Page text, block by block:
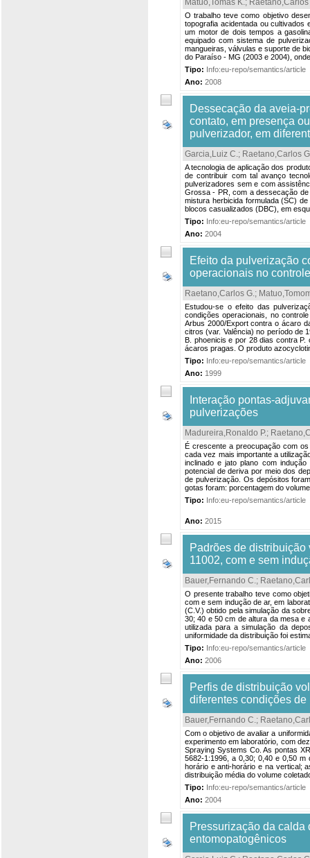
Matuo,Tomás K.; Raetano,Carlos
O trabalho teve como objetivo
topografia acidentada ou
um motor de dois tempos a
equipado com sistema de
mangueiras, válvulas e suporte de
do Paraíso - MG (2003 e 2004),
Tipo: Info:eu-repo/semantics/article
Ano: 2008
Dessecação da aveia-
contato, em presença
pulverizador, em
Garcia,Luiz C.; Raetano,Carlos
A tecnologia de aplicação dos
de contribuir com tal avanço
pulverizadores sem e com
Grossa - PR, com a dessecação
mistura herbicida formulada (SC)
blocos casualizados (DBC), em
Tipo: Info:eu-repo/semantics/article
Ano: 2004
Efeito da pulverização
operacionais no
Raetano,Carlos G.;
Estudou-se o efeito das
condições operacionais, no
Arbus 2000/Export contra o ácaro
citros (var. Valência) no período de
B. phoenicis e por 28 dias contra P.
ácaros pragas. O produto
Tipo: Info:eu-repo/semantics/article
Ano: 1999
Interação pontas-
pulverizações
Madureira,Ronaldo P.;
É crescente a preocupação com
cada vez mais importante a
inclinado e jato plano com
potencial de deriva por meio dos
de pulverização. Os depósitos
gotas foram: porcentagem do
Tipo: Info:eu-repo/semantics/article
Ano: 2015
Padrões de
11002, com e sem
Bauer,Fernando C.;
O presente trabalho teve como
com e sem indução de ar, em
(C.V.) obtido pela simulação da
30; 40 e 50 cm de altura da mesa e
utilizada para a simulação da
uniformidade da distribuição foi
Tipo: Info:eu-repo/semantics/article
Ano: 2006
Perfis de distribuição
diferentes condições
Bauer,Fernando C.;
Com o objetivo de avaliar a
experimento em laboratório, com
Spraying Systems Co. As pontas
5682-1:1996, a 0,30; 0,40 e 0,50
horário e anti-horário e na vertical;
distribuição média do volume
Tipo: Info:eu-repo/semantics/article
Ano: 2004
Pressurização da
entomopatogênicos